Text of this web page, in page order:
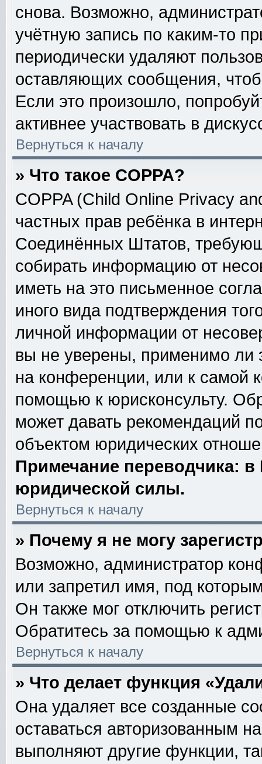
снова. Возможно,
учётную запись по каким-то
периодически удаляют
оставляющих сообщения,
Если это произошло,
активнее участвовать в
Вернуться к началу
» Что такое COPPA?
COPPA (Child Online Privacy
частных прав ребёнка в
Соединённых Штатов,
собирать информацию от
иметь на это письменное
иного вида подтверждения
личной информации от
вы не уверены, применимо ли
на конференции, или к самой
помощью к юрисконсульту.
может давать рекомендаций
объектом юридических
Примечание переводчика:
юридической силы.
Вернуться к началу
» Почему я не могу
Возможно, администратор
или запретил имя, под
Он также мог отключить
Обратитесь за помощью к
Вернуться к началу
» Что делает функция
Она удаляет все созданные
оставаться авторизованным
выполняют другие функции,